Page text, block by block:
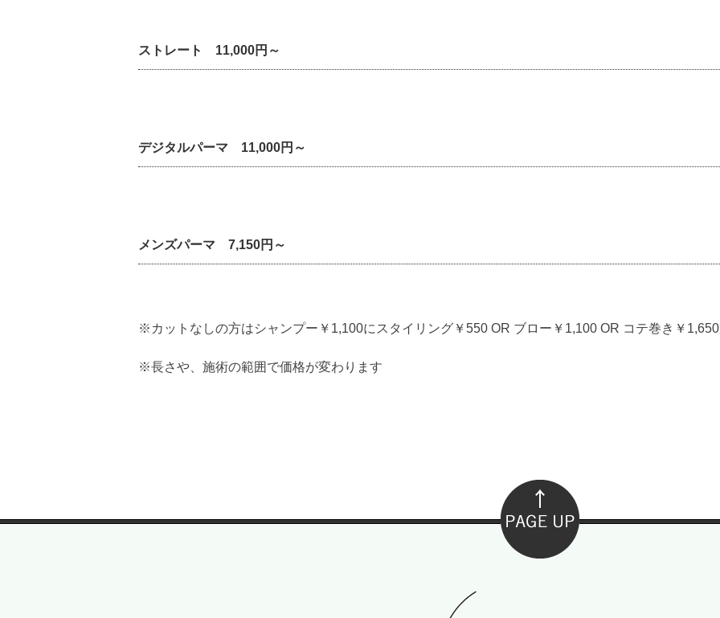
ストレート 11,000円～
デジタルパーマ 11,000円～
メンズパーマ 7,150円～
※カットなしの方はシャンプー￥1,100にスタイリング￥550 OR ブロー￥1,100 OR コテ巻き￥
※長さや、施術の範囲で価格が変わります